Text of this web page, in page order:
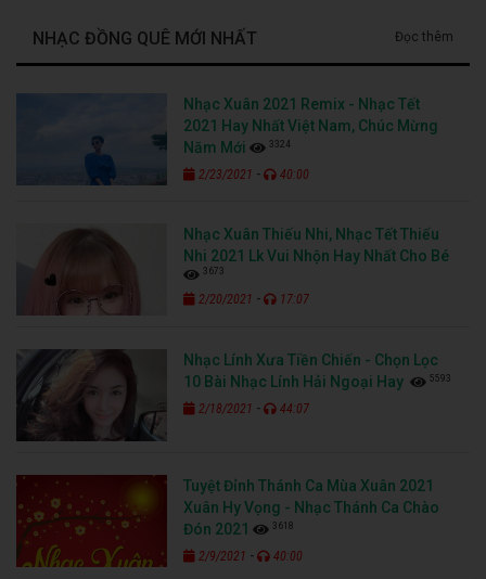
NHẠC ĐỒNG QUÊ MỚI NHẤT Đọc thêm
Nhạc Xuân 2021 Remix - Nhạc Tết
2021 Hay Nhất Việt Nam, Chúc Mừng
Năm Mới
3324
2/23/2021 - 40:00
Nhạc Xuân Thiếu Nhi, Nhạc Tết Thiếu
Nhi 2021 Lk Vui Nhộn Hay Nhất Cho Bé
3673
2/20/2021 - 17:07
Nhạc Lính Xưa Tiền Chiến - Chọn Lọc
10 Bài Nhạc Lính Hải Ngoại Hay
5593
2/18/2021 - 44:07
Tuyệt Đỉnh Thánh Ca Mùa Xuân 2021
Xuân Hy Vọng - Nhạc Thánh Ca Chào
Đón 2021
3618
2/9/2021 - 40:00